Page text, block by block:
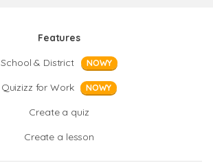
Features
School & District
NOWY
Quizizz for Work NOWY
Create a quiz
Create a lesson